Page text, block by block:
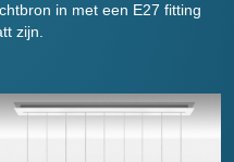
in met een E27 fitting
zijn.